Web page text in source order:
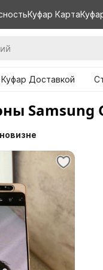
Куфар Карта
Доставкой
Samsung